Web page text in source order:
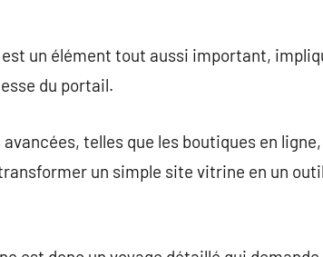
un élément tout aussi important,
du portail.
telles que les boutiques en
un simple site vitrine en un